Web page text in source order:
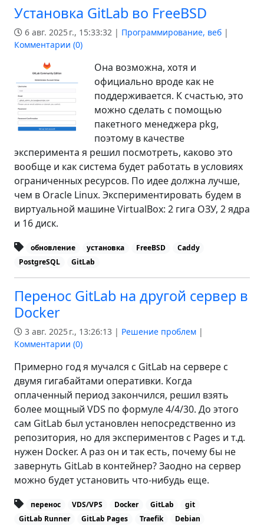
Установка GitLab во FreeBSD
6 авг. 2025 г., 15:33:32 | Программирование, веб |
Комментарии (0)
Она возможна, хотя и
официально вроде как не
поддерживается. К счастью, это
можно сделать с помощью
пакетного менеджера pkg,
поэтому в качестве
эксперимента я решил посмотреть, каково это
вообще и как система будет работать в условиях
ограниченных ресурсов. По идее должна лучше,
чем в Oracle Linux. Экспериментировать будем в
виртуальной машине VirtualBox: 2 гига ОЗУ, 2 ядра
и 16 диск.
обновление установка FreeBSD
Caddy
PostgreSQL
GitLab
Перенос GitLab на другой сервер в
Docker
3 авг. 2025 г., 13:26:13 | Решение проблем |
Комментарии (0)
Примерно год я мучался с GitLab на сервере с
двумя гигабайтами оперативки. Когда
оплаченный период закончился, решил взять
более мощный VDS по формуле 4/4/30. До этого
сам GitLab был установлен непосредственно из
репозитория, но для экспериментов с Pages и т.д.
нужен Docker. А раз он и так есть, почему бы не
завернуть GitLab в контейнер? Заодно на сервер
можно будет установить что-нибудь еще.
перенос VDS/VPS Docker GitLab
git
GitLab Runner
GitLab Pages Traefik Debian